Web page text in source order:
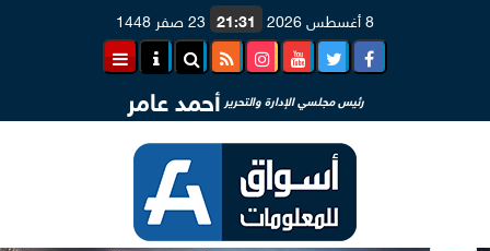
8 أغسطس 2026 21:31 23 صفر 1448
رئيس مجلسي الإدارة والتحرير أحمد عامر